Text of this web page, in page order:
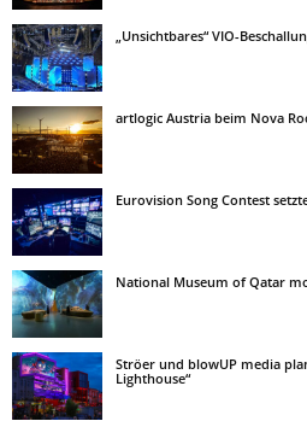
„Unsichtbares“ VIO-
artlogic Austria beim Nova
Eurovision Song Contest
National Museum of Qatar
Ströer und blowUP media
Lighthouse“